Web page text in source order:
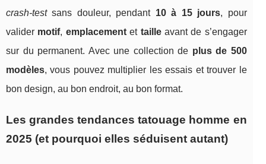
crash-testsans douleur, pendant 10 à 15 jours, pour
valider motif, emplacementet tailleavant de s’engager
sur du permanent. Avec une collection de plus de 500
modèles, vous pouvez multiplier les essais et trouver le
bon design, au bon endroit, au bon format.
Les grandes tendances tatouage homme en
2025 (et pourquoi elles séduisent autant)